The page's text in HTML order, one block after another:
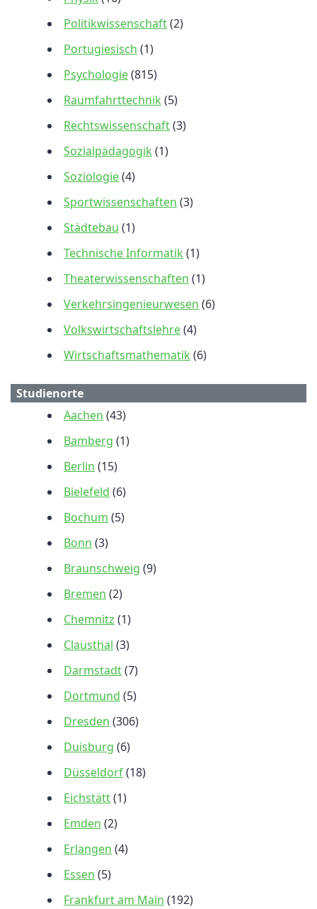
Politikwissenschaft(2)
Portugiesisch (1)
Psychologie(815)
Raumfahrttechnik (5)
Rechtswissenschaft(3)
Sozialpädagogik (1)
Soziologie(4)
Sportwissenschaften (3)
Städtebau (1)
Technische Informatik (1)
Theaterwissenschaften (1)
Verkehrsingenieurwesen (6)
Volkswirtschaftslehre(4)
Wirtschaftsmathematik (6)
Studienorte
Aachen (43)
Bamberg (1)
Berlin (15)
Bielefeld (6)
Bochum (5)
Bonn (3)
Braunschweig (9)
Bremen (2)
Chemnitz (1)
Clausthal (3)
Darmstadt(7)
Dortmund (5)
Dresden (306)
Duisburg (6)
Düsseldorf(18)
Eichstätt(1)
Emden (2)
Erlangen (4)
Essen (5)
Frankfurt am Main (192)